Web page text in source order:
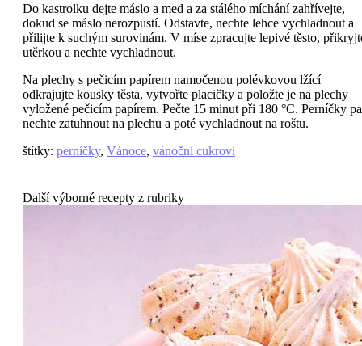
Do kastrolku dejte máslo a med a za stálého míchání zahřívejte,
dokud se máslo nerozpustí. Odstavte, nechte lehce vychladnout a
přilijte k suchým surovinám. V míse zpracujte lepivé těsto,
utěrkou a nechte vychladnout.
Na plechy s pečicím papírem namočenou polévkovou lžící
odkrajujte kousky těsta, vytvořte placičky a položte je na plechy
vyložené pečicím papírem. Pečte 15 minut při 180 °C. Perníčky
nechte zatuhnout na plechu a poté vychladnout na roštu.
štítky: perníčky, Vánoce, vánoční cukroví
Další výborné recepty z rubriky